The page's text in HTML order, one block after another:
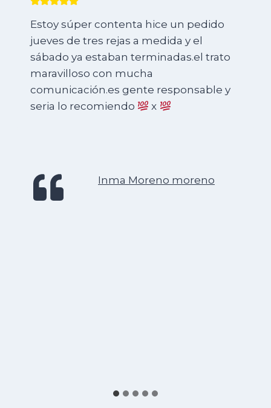
Estoy súper contenta hice un pedido
jueves de tres rejas a medida y el
sábado ya estaban terminadas.el trato
maravilloso con mucha
comunicación.es gente responsable y
seria lo recomiendo
x
Inma Moreno moreno